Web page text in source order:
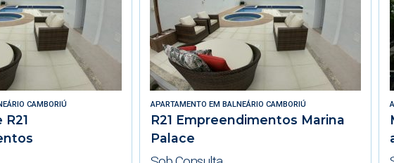
CAMBORIÚ APARTAMENTO EMBALNEÁRIO CAMBORIÚ
R21 Empreendimentos Marina
Palace